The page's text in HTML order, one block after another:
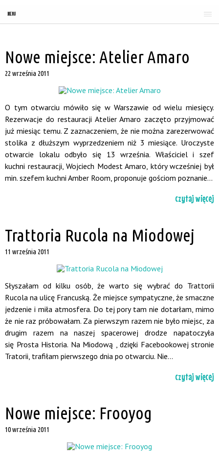
MENU
Nowe miejsce: Atelier Amaro
22 września 2011
O tym otwarciu mówiło się w Warszawie od wielu miesięcy.
Rezerwacje do restauracji Atelier Amaro zaczęto przyjmować
już miesiąc temu. Z zaznaczeniem, że nie można zarezerwować
stolika z dłuższym wyprzedzeniem niż 3 miesiące. Uroczyste
otwarcie lokalu odbyło się 13 września. Właściciel i szef
kuchni restauracji, Wojciech Modest Amaro, który wcześniej był
min. szefem kuchni Amber Room, proponuje gościom poznanie...
czytaj więcej
Trattoria Rucola na Miodowej
11 września 2011
Słyszałam od kilku osób, że warto się wybrać do Trattorii
Rucola na ulicę Francuską. Że miejsce sympatyczne, że smaczne
jedzenie i miła atmosfera. Do tej pory tam nie dotarłam, mimo
że nie raz próbowałam. Za pierwszym razem nie było miejsc, za
drugim razem na naszej spacerowej drodze napatoczyła
się Prosta Historia. Na Miodową , dzięki Facebookowej stronie
Tratorii, trafiłam pierwszego dnia po otwarciu. Nie...
czytaj więcej
Nowe miejsce: Frooyog
10 września 2011